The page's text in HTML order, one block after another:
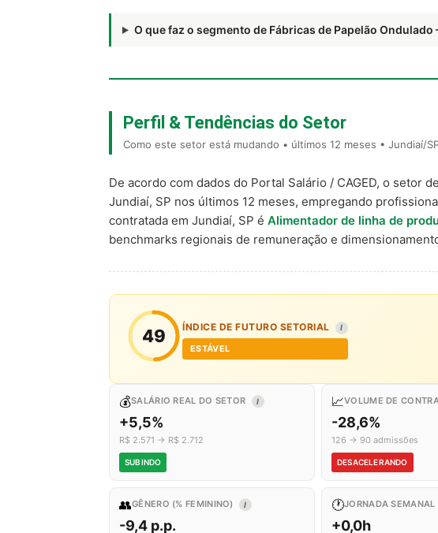
O que faz o segmento de Fábricas de Papelão
Perfil & Tendências do Setor
Como este setor está mudando • últimos 12 meses • Jundiaí/
De acordo com dados do Portal Salário / CAGED, o setor de
Jundiaí, SP nos últimos 12 meses, empregando
contratada em Jundiaí, SP é Alimentador de linha de
benchmarks regionais de remuneração e
49 ÍNDICE DE FUTURO SETORIAL I
ESTÁVEL
💰SALÁRIO REAL DO SETOR I
+5,5%
R$ 2.571 → R$ 2.712
SUBINDO
📈VOLUME DE
-28,6%
126 → 90 admissões
DESACELERANDO
👥GÊNERO (% FEMININO) I
-9,4 p.p.
🕐JORNADA SEMANAL
+0,0h